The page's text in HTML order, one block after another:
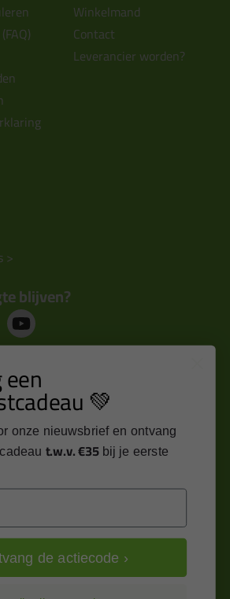
Winkelmand
Contact
Leverancier worden?
>
blijven?
deals rechtstreeks in je
Inschrijven
💚
onze nieuwsbrief en ontvang
t.w.v. €35 bij je eerste
de actiecode ›